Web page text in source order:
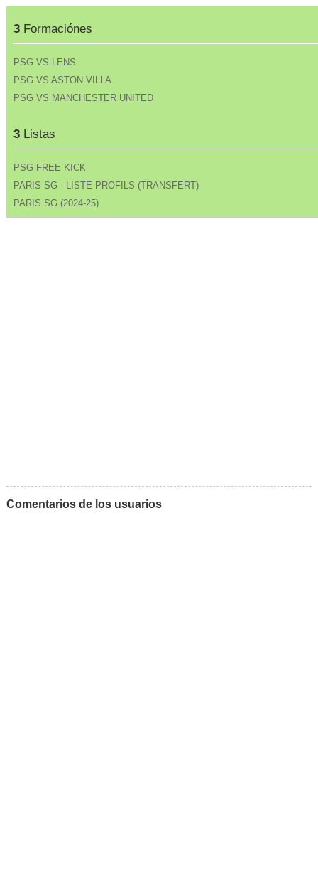
3Formaciónes
PSG VS LENS
PSG VS ASTON VILLA
PSG VS MANCHESTER UNITED
3Listas
PSG FREE KICK
PARIS SG - LISTE PROFILS (TRANSFERT)
PARIS SG (2024-25)
Comentarios de los usuarios